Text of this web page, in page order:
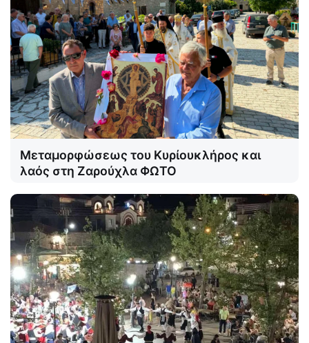
Μεταμορφώσεως του Κυρίουκλήρος και
λαός στη Ζαρούχλα ΦΩΤΟ